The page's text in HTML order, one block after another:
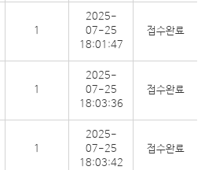
1
2025-
07-25
18:01:47
접수완료
1
2025-
07-25
18:03:36
접수완료
1
2025-
07-25
18:03:42
접수완료